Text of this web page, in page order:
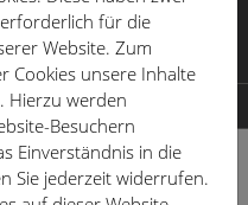
Öffnungszeiten
Karriere
© 2026 der neue HOFF
für die
Website. Zum
Cookies unsere Inhalte
Hierzu werden
Besuchern
Einverständnis in die
Sie jederzeit widerrufen.